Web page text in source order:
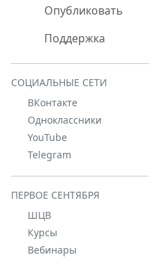
Опубликовать
Поддержка
СОЦИАЛЬНЫЕ СЕТИ
ВКонтакте
Одноклассники
YouTube
Telegram
ПЕРВОЕ СЕНТЯБРЯ
ШЦВ
Курсы
Вебинары